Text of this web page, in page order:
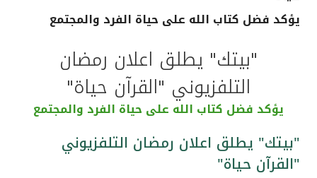
القنوات المصرفية
أدوات وخدمات
خدمات ما بعد البيع
اتصل بنا
يؤكد فضل كتاب الله على حياة الفرد والمجتمع
"بيتك" يطلق اعلان رمضان
التلفزيوني "القرآن حياة"
يؤكد فضل كتاب الله على حياة الفرد والمجتمع
"بيتك" يطلق اعلان رمضان التلفزيوني
"القرآن حياة"